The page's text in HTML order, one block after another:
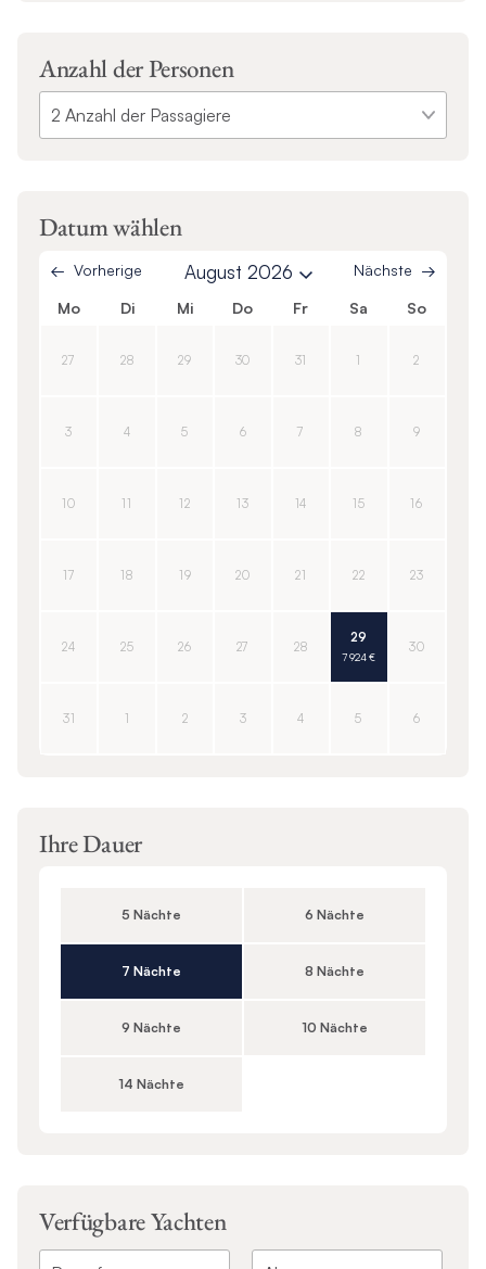
Anzahl der Personen
Datum wählen
Vorherige August 2026 Nächste
Mo Di Mi Do Fr Sa So
27 28 29 30 31 1 2
3 4 5 6 7 8 9
10 11 12 13 14 15 16
17 18 19 20 21 22 23
24 25 26 27 28
29
7 924 €
30
31 1 2 3 4 5 6
Ihre Dauer
5 Nächte 6 Nächte
7 Nächte 8 Nächte
9 Nächte 10 Nächte
14 Nächte
Verfügbare Yachten